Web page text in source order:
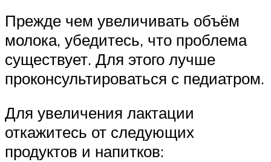
Прежде чем увеличивать объём
молока, убедитесь, что проблема
существует. Для этого лучше
проконсультироваться с педиатром.
Для увеличения лактации
откажитесь от следующих
продуктов и напитков: